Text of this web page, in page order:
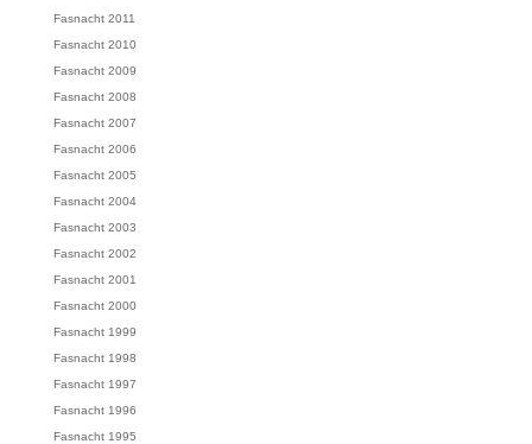
Fasnacht 2011
Fasnacht 2010
Fasnacht 2009
Fasnacht 2008
Fasnacht 2007
Fasnacht 2006
Fasnacht 2005
Fasnacht 2004
Fasnacht 2003
Fasnacht 2002
Fasnacht 2001
Fasnacht 2000
Fasnacht 1999
Fasnacht 1998
Fasnacht 1997
Fasnacht 1996
Fasnacht 1995